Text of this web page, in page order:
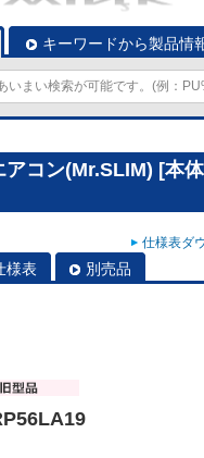
キーワードから製品情
コン(Mr.SLIM) [本
仕様表ダ
様表 別売品